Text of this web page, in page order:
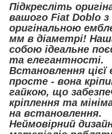
Підкресліть
вашого Fiat Doblo
оригінальною
мм в діаметрі!
собою ідеальне
та елегантності.
Встановлення
просте - вона
гайкою, що
кріплення та
на встановлення.
Неймовірний